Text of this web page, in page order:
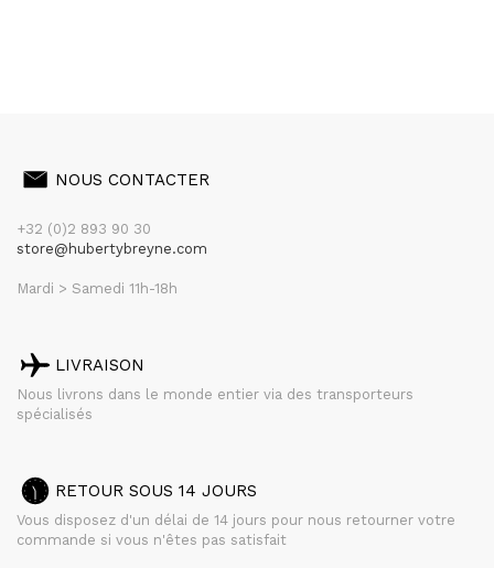
NOUS CONTACTER
+32 (0)2 893 90 30
store@hubertybreyne.com
Mardi > Samedi 11h-18h
LIVRAISON
Nous livrons dans le monde entier via des transporteurs
spécialisés
RETOUR SOUS 14 JOURS
Vous disposez d'un délai de 14 jours pour nous retourner votre
commande si vous n'êtes pas satisfait